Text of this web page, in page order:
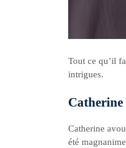
Tout ce qu’il
intrigues.
Catherine
Catherine
été